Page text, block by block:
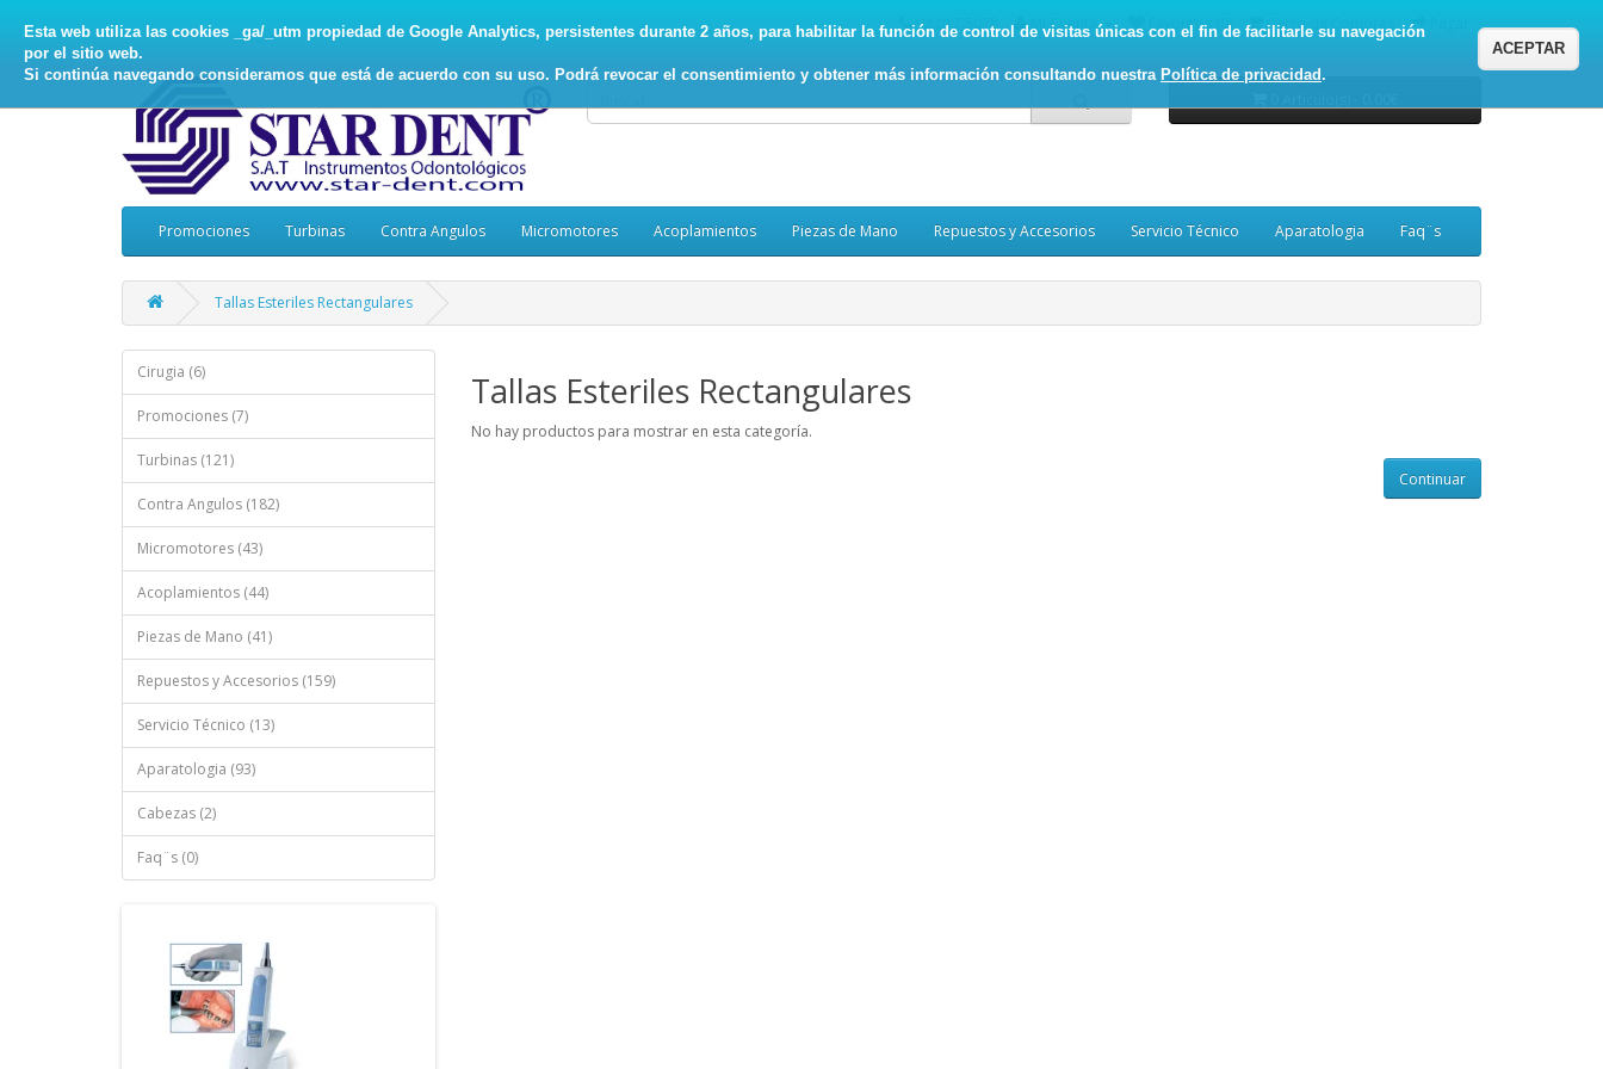
Esta web utiliza las cookies _ga/_utm propiedad de Google Analytics, persistentes durante 2 años, para habilitar la función de control de visitas únicas con el fin de facilitarle su navegación
por el sitio web.
Si continúa navegando consideramos que está de acuerdo con su uso. Podrá revocar el consentimiento y obtener más información consultando nuestra Política de privacidad.
ACEPTAR
93.017.5078 Mi Cuenta Favoritos (0) Carro de Compras
Promociones Turbinas Contra Angulos Micromotores Acoplamientos Piezas de Mano Repuestos y Accesorios Servicio Técnico Aparatologia Faq¨s
Tallas Esteriles Rectangulares
Cirugia (6)
Promociones (7)
Turbinas (121)
Contra Angulos (182)
Micromotores (43)
Acoplamientos (44)
Piezas de Mano (41)
Repuestos y Accesorios (159)
Servicio Técnico (13)
Aparatologia (93)
Cabezas (2)
Faq¨s (0)
Tallas Esteriles Rectangulares
No hay productos para mostrar en esta categoría.
Continuar